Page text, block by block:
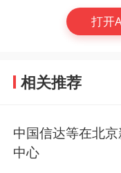
打开
相关推荐
中国信达等在北
中心